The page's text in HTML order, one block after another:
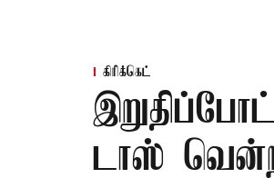
கிரிக்கெட்
டாஸ் வென்ற